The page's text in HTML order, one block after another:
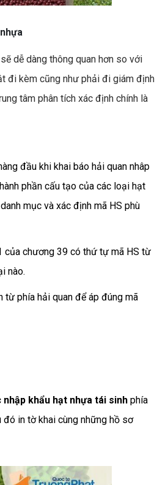
dễ dàng thông quan hơn so với
đi kèm cũng như phải đi giám định
tâm phân tích xác định chính là
đầu khi khai báo hải quan nhâp
phần cấu tạo của các loại hạt
mục và xác định mã HS phù
của chương 39 có thứ tự mã HS từ
nào.
từ phía hải quan để áp đúng mã
nhập khẩu hạt nhựa tái sinh phía
đó in tờ khai cùng những hồ sơ